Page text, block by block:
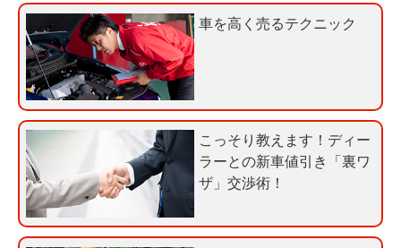
す
ぐ
無
料
査
定
申
込
み
に
車を高く売るテクニック
こっそり教えます！ディー
ラーとの新車値引き「裏ワ
ザ」交渉術！